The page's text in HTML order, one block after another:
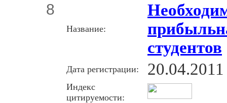
8
Название:
студентов
Дата регистрации: 20.04.2011
Индекс
цитируемости: